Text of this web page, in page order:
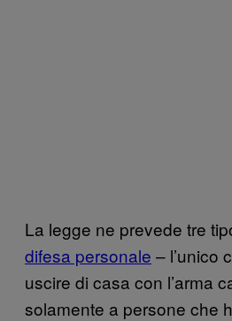
La legge ne prevede tre
difesa personale – l’unico
uscire di casa con l’arma
solamente a persone che